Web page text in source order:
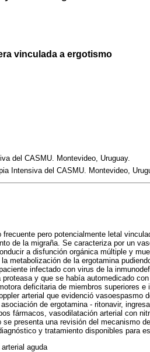
vinculada a ergotismo
del CASMU. Montevideo, Uruguay.
Intensiva del CASMU. Montevideo,
pero potencialmente letal
de la migraña. Se caracteriza por un
a disfunción orgánica múltiple y
metabolización de la ergotamina
infectado con virus de la
y que se había automedicado
deficitaria de miembros superiores e
arterial que evidenció vasoespasmo
de ergotamina - ritonavir,
fármacos, vasodilatación arterial con
presenta una revisión del mecanismo
y tratamiento disponibles para
aguda